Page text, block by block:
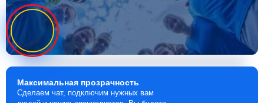
Максимальная прозрачность
Сделаем чат, подключим нужных вам